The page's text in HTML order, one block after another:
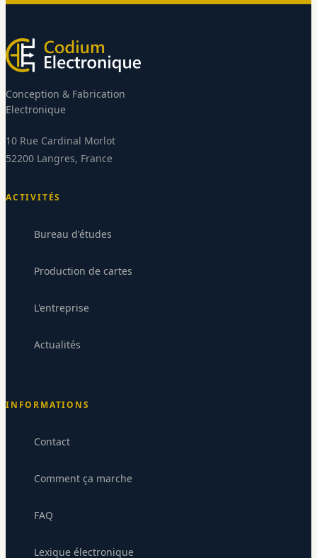
Conception & Fabrication
Electronique
10 Rue Cardinal Morlot
52200 Langres, France
ACTIVITÉS
Bureau d'études
Production de cartes
L'entreprise
Actualités
INFORMATIONS
Contact
Comment ça marche
FAQ
Lexique électronique
CE Codium Electronique
Répond sous 24-48h